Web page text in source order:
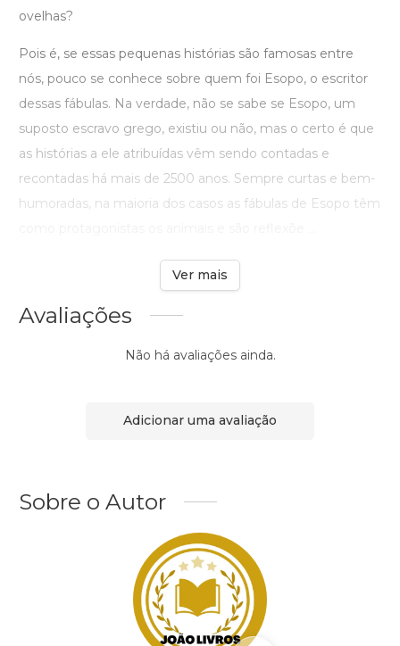
ovelhas?
Pois é, se essas pequenas histórias são famosas entre
nós, pouco se conhece sobre quem foi Esopo, o escritor
dessas fábulas. Na verdade, não se sabe se Esopo, um
suposto escravo grego, existiu ou não, mas o certo é que
as histórias a ele atribuídas vêm sendo contadas e
recontadas há mais de 2500 anos. Sempre curtas e bem-
humoradas, na maioria dos casos as fábulas de Esopo têm
Ver mais
Avaliações
Não há avaliações ainda.
Adicionar uma avaliação
Sobre o Autor